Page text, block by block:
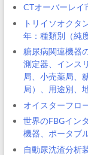
CTオーバーレ
トリイソオクタ
年：種類別（純
糖尿病関連機器
測定器、インス
局、小売薬局、
局）、用途別、
オイスターフロ
世界のFBGイン
機器、ポータブ
自動尿沈渣分析